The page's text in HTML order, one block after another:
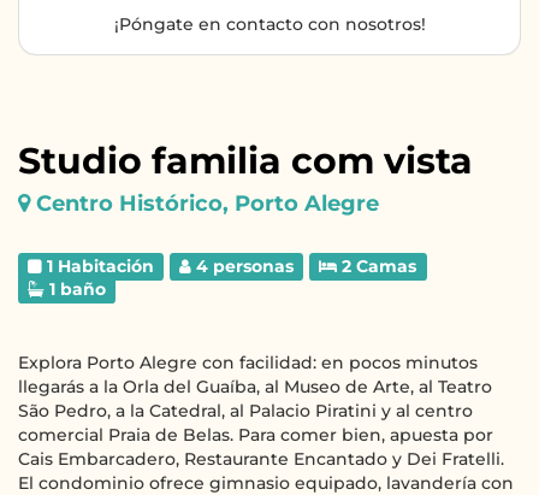
Studio familia com vista
Centro Histórico, Porto Alegre
1 Habitación 4 personas
2 Camas
1 baño
Explora Porto Alegre con facilidad: en pocos minutos
llegarás a la Orla del Guaíba, al Museo de Arte, al Teatro
São Pedro, a la Catedral, al Palacio Piratini y al centro
comercial Praia de Belas. Para comer bien, apuesta por
Cais Embarcadero, Restaurante Encantado y Dei Fratelli.
El condominio ofrece gimnasio equipado, lavandería con
¡Póngate en contacto con nosotros!